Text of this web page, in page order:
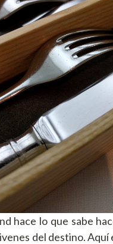
hace lo que sabe
del destino.